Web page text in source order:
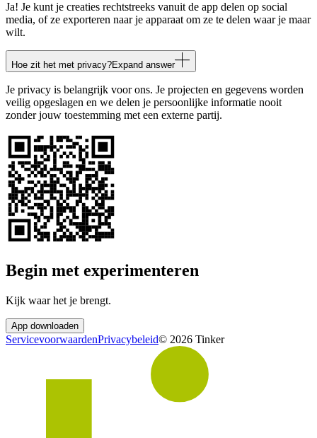
Ja! Je kunt je creaties rechtstreeks vanuit de app delen op social
media, of ze exporteren naar je apparaat om ze te delen waar je maar
wilt.
Hoe zit het met privacy?Expand answer
Je privacy is belangrijk voor ons. Je projecten en gegevens worden
veilig opgeslagen en we delen je persoonlijke informatie nooit
zonder jouw toestemming met een externe partij.
Begin met experimenteren
Kijk waar het je brengt.
App downloaden
ServicevoorwaardenPrivacybeleid© 2026 Tinker